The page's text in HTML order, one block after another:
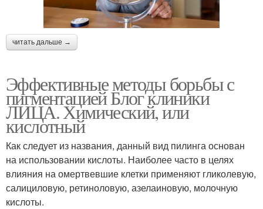
читать дальше →
Эффективные методы борьбы с
пигментацией Блог клиники
ЛИЦА. Химический, или
кислотный
Как следует из названия, данный вид пилинга основан
на использовании кислоты. Наиболее часто в целях
влияния на омертвевшие клетки применяют гликолевую,
салициловую, ретиноловую, азелаиновую, молочную
кислоты.